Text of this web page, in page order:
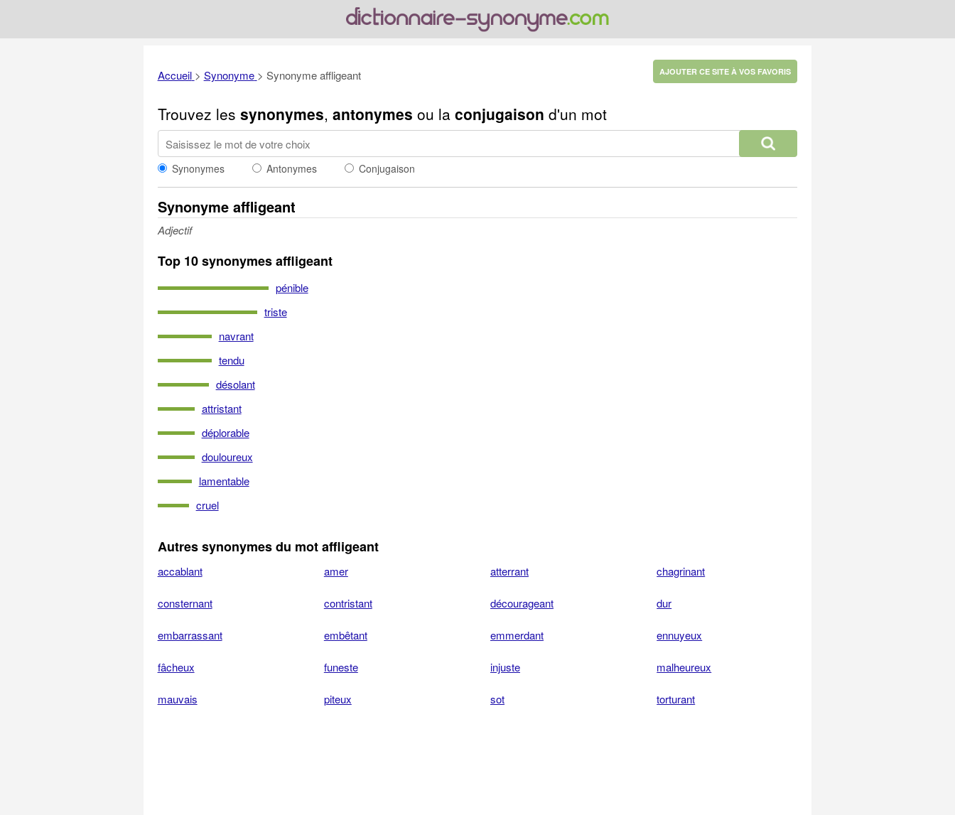
Accueil > Synonyme > Synonyme affligeant AJOUTER CE SITE À VOS FAVORIS
Trouvez les synonymes, antonymes ou la conjugaison d'un mot
Synonymes Antonymes Conjugaison
Synonyme affligeant
Adjectif
Top 10 synonymes affligeant
pénible
triste
navrant
tendu
désolant
attristant
déplorable
douloureux
lamentable
cruel
Autres synonymes du mot affligeant
accablant amer atterrant chagrinant
consternant contristant décourageant dur
embarrassant embêtant emmerdant ennuyeux
fâcheux funeste injuste malheureux
mauvais piteux sot torturant